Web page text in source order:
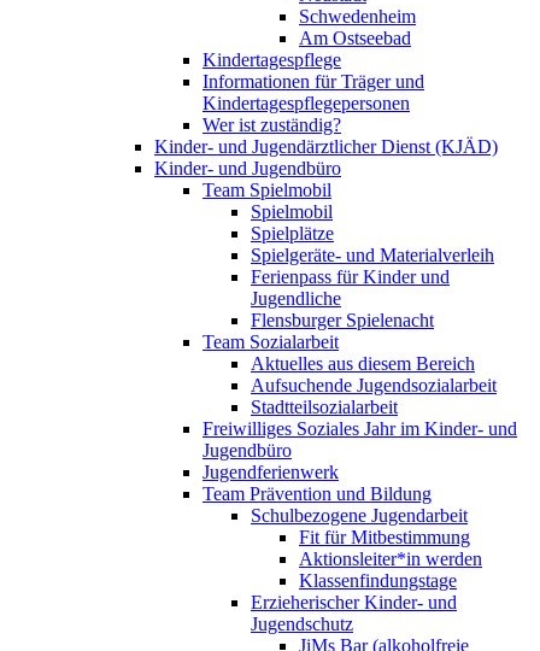
Schwedenheim
Am Ostseebad
Kindertagespflege
Informationen für Träger und
Kindertagespflegepersonen
Wer ist zuständig?
Kinder- und Jugendärztlicher Dienst (KJÄD)
Kinder- und Jugendbüro
Team Spielmobil
Spielmobil
Spielplätze
Spielgeräte- und Materialverleih
Ferienpass für Kinder und
Jugendliche
Flensburger Spielenacht
Team Sozialarbeit
Aktuelles aus diesem Bereich
Aufsuchende Jugendsozialarbeit
Stadtteilsozialarbeit
Freiwilliges Soziales Jahr im Kinder- und
Jugendbüro
Jugendferienwerk
Team Prävention und Bildung
Schulbezogene Jugendarbeit
Fit für Mitbestimmung
Aktionsleiter*in werden
Klassenfindungstage
Erzieherischer Kinder- und
Jugendschutz
JiMs Bar (alkoholfreie